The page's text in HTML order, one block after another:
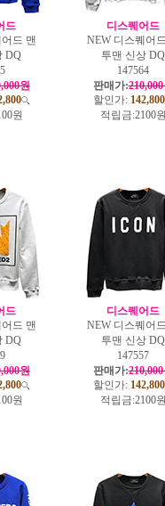
드
드 맨
DQ
원
원
디스퀘어드
NEW 디스퀘어
투맨 신상 DQ
147564
판매가:
할인가: 142,800
적립금:2100
드
드 맨
DQ
원
원
디스퀘어드
NEW 디스퀘어
투맨 신상 DQ
147557
판매가:
할인가: 142,800
적립금:2100